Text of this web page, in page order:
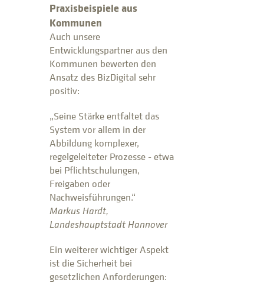
Praxisbeispiele aus
Kommunen
Auch unsere
Entwicklungspartner aus den
Kommunen bewerten den
Ansatz des BizDigital sehr
positiv:
„Seine Stärke entfaltet das
System vor allem in der
Abbildung komplexer,
regelgeleiteter Prozesse - etwa
bei Pflichtschulungen,
Freigaben oder
Nachweisführungen.“
Markus Hardt,
Landeshauptstadt Hannover
Ein weiterer wichtiger Aspekt
ist die Sicherheit bei
gesetzlichen Anforderungen: